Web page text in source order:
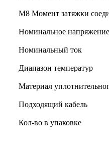
M8 Момент затяжки
Номинальное напряжение
Номинальный ток
Диапазон температур
Материал
Подходящий кабель
Кол-во в упаковке